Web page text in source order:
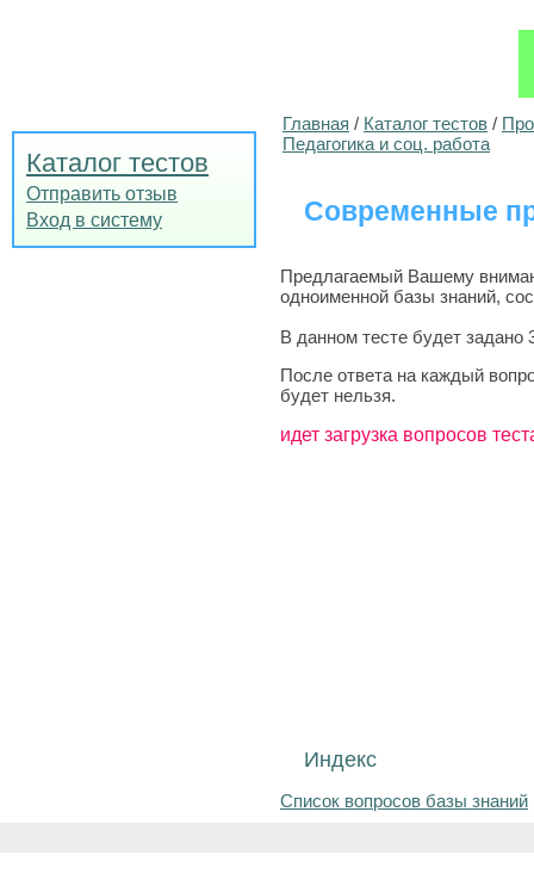
Каталог тестов
Отправить отзыв
Вход в систему
Главная / Каталог тестов /
Педагогика и соц. работа
Современные
Предлагаемый Вашему
одноименной базы знаний,
В данном тесте будет задано
После ответа на каждый
будет нельзя.
идет загрузка вопросов
Индекс
Список вопросов базы знаний